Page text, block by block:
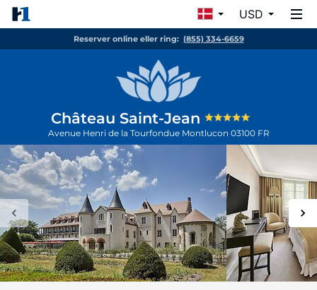
USD
Reserver online eller ring: (855) 334-6659
Château Saint-Jean
Avenue Henri de la Tourfondue Montlucon 03100 FR